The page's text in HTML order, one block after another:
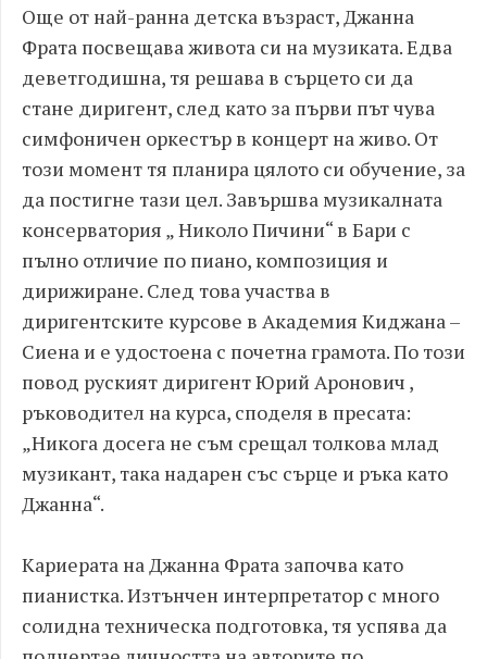
Още от най-ранна детска възраст, Джанна
Фрата посвещава живота си на музиката. Едва
деветгодишна, тя решава в сърцето си да
стане диригент, след като за първи път чува
симфоничен оркестър в концерт на живо. От
този момент тя планира цялото си обучение, за
да постигне тази цел. Завършва музикалната
консерватория „ Николо Пичини“ в Бари с
пълно отличие по пиано, композиция и
дирижиране. След това участва в
диригентските курсове в Академия Киджана –
Сиена и е удостоена с почетна грамота. По този
повод руският диригент Юрий Аронович ,
ръководител на курса, споделя в пресата:
„Никога досега не съм срещал толкова млад
музикант, така надарен със сърце и ръка като
Джанна“.
Кариерата на Джанна Фрата започва като
пианистка. Изтънчен интерпретатор с много
солидна техническа подготовка, тя успява да